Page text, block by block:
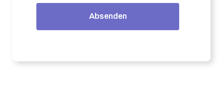
Absenden